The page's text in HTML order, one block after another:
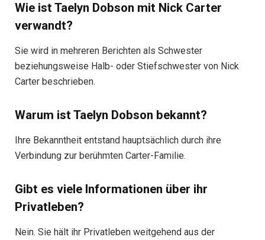
Wie ist Taelyn Dobson mit Nick Carter
verwandt?
Sie wird in mehreren Berichten als Schwester
beziehungsweise Halb- oder Stiefschwester von Nick
Carter beschrieben.
Warum ist Taelyn Dobson bekannt?
Ihre Bekanntheit entstand hauptsächlich durch ihre
Verbindung zur berühmten Carter-Familie.
Gibt es viele Informationen über ihr
Privatleben?
Nein. Sie hält ihr Privatleben weitgehend aus der